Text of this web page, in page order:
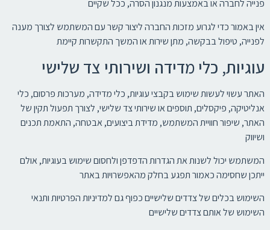
פנייה לחברה או באמצעות מנגנון הסרה, ככל שקיים
אין באמור כדי לגרוע מזכות החברה ליצור קשר עם המשתמש לצורך מענה
לפנייה, טיפול בבקשה, מתן שירות או המשך התקשרות קיימת
עוגיות, כלי מדידה ושירותי צד שלישי
האתר עשוי לעשות שימוש בקבצי עוגיות, כלי מדידה, מערכות פרסום, כלי
אנליטיקה, פיקסלים, תוספים או שירותי צד שלישי, לצורך תפעול תקין של
האתר, שיפור חוויית המשתמש, מדידת ביצועים, אבטחה, התאמת תכנים
ושיווק
המשתמש יכול לשנות את הגדרות הדפדפן ולחסום שימוש בעוגיות, אולם
ייתכן שחסימה כאמור תפגע בחלק מהאפשרויות באתר
השימוש בכלים של צדדים שלישיים כפוף גם למדיניות הפרטיות ותנאי
השימוש של אותם צדדים שלישיים